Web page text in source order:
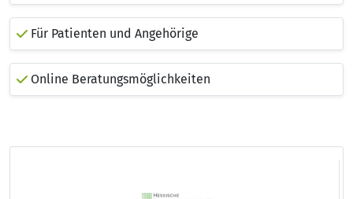
Für Patienten und Angehörige
Online Beratungsmöglichkeiten